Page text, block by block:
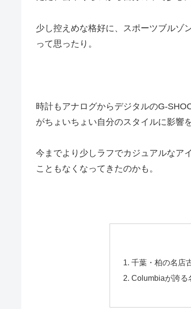
少し控えめな格好に、スポーツブルゾ
って思ったり。
時計もアナログからデジタルのG-
がちょいちょい自分のスタイルに影響
今までより少しラフでカジュアルなア
こともなくなってきたのかも。
千葉・柏の名店
Columbiaが誇る